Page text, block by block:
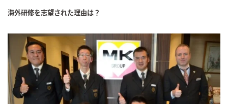
海外研修を志望された理由は？